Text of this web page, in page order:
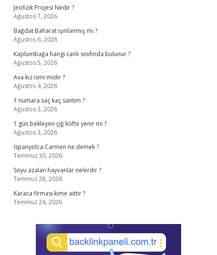
Jeofizik Projesi Nedir ?
Ağustos 7, 2026
Bağdat Baharat ışınlanmış mı ?
Ağustos 6, 2026
Kaplumbağa hangi canlı sınıfında bulunur ?
Ağustos 5, 2026
Ava kız ismi midir ?
Ağustos 4, 2026
1 numara saç kaç santim ?
Ağustos 3, 2026
1 gün bekleyen çiğ köfte yenir mi ?
Ağustos 3, 2026
İspanyolca Carmen ne demek ?
Temmuz 30, 2026
Soyu azalan hayvanlar nelerdir ?
Temmuz 28, 2026
Karaca firması kime aittir ?
Temmuz 24, 2026